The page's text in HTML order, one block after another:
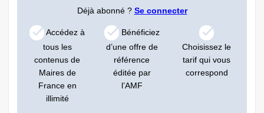
Déjà abonné ? Se connecter
Accédez à
tous les
contenus de
Maires de
France en
illimité
Bénéficiez
d’une offre de
référence
éditée par
l’AMF
Choisissez le
tarif qui vous
correspond